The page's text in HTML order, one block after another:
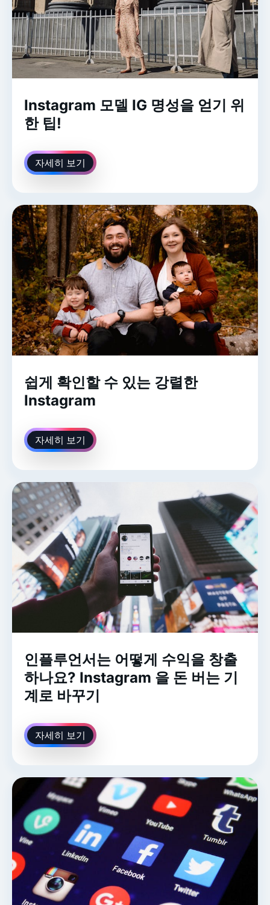
Instagram 모델 IG 명성을 얻기 위
한 팁!
자세히 보기
쉽게 확인할 수 있는 강렬한
Instagram
자세히 보기
인플루언서는 어떻게 수익을 창출
하나요? Instagram 을 돈 버는 기
계로 바꾸기
자세히 보기